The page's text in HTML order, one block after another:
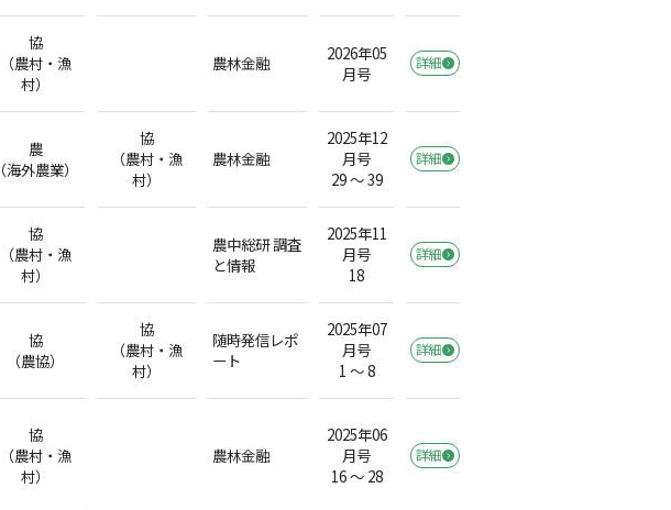
協
（農村・漁
村）
農林金融
2026年05
月号
詳細
農
（海外農業）
協
（農村・漁
村）
農林金融
2025年12
月号
29 ～ 39
詳細
協
（農村・漁
村）
農中総研 調査
と情報
2025年11
月号
18
詳細
協
（農協）
協
（農村・漁
村）
随時発信レポ
ート
2025年07
月号
1 ～ 8
詳細
協
（農村・漁
村）
農林金融
2025年06
月号
16 ～ 28
詳細